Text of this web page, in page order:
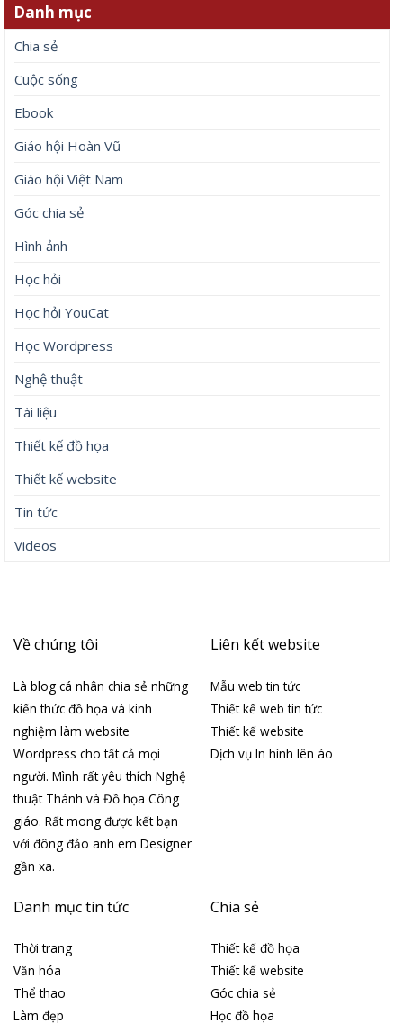
Danh mục
Chia sẻ
Cuộc sống
Ebook
Giáo hội Hoàn Vũ
Giáo hội Việt Nam
Góc chia sẻ
Hình ảnh
Học hỏi
Học hỏi YouCat
Học Wordpress
Nghệ thuật
Tài liệu
Thiết kế đồ họa
Thiết kế website
Tin tức
Videos
Về chúng tôi
Là blog cá nhân chia sẻ những
kiến thức đồ họa và kinh
nghiệm làm website
Wordpress cho tất cả mọi
người. Mình rất yêu thích Nghệ
thuật Thánh và Đồ họa Công
giáo. Rất mong được kết bạn
với đông đảo anh em Designer
gần xa.
Liên kết website
Mẫu web tin tức
Thiết kế web tin tức
Thiết kế website
Dịch vụ In hình lên áo
Danh mục tin tức
Thời trang
Văn hóa
Thể thao
Làm đẹp
Chia sẻ
Thiết kế đồ họa
Thiết kế website
Góc chia sẻ
Học đồ họa